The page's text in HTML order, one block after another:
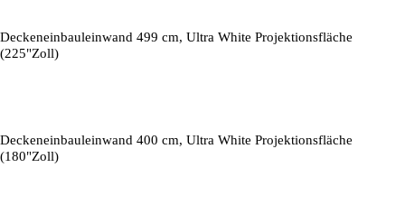
Deckeneinbauleinwand 499 cm, Ultra White Projektionsfläche
(225"Zoll)
Deckeneinbauleinwand 400 cm, Ultra White Projektionsfläche
(180"Zoll)